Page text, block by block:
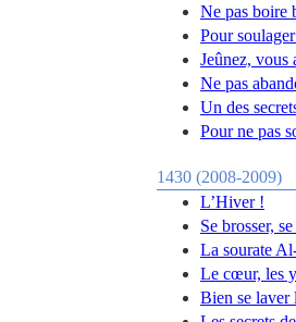
Ne pas boire
Pour
Jeûnez, vous
Ne pas
Un des
Pour ne pas
1430 (2008-2009)
L’Hiver !
Se brosser,
La sourate
Le cœur, les
Bien se laver